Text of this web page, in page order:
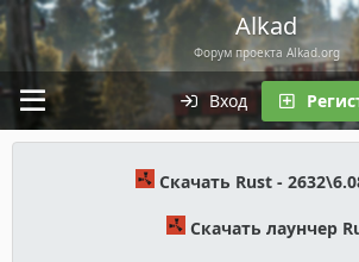
Alkad
Форум проекта Alkad.org
Вход
Скачать Rust -
Скачать лаунчер